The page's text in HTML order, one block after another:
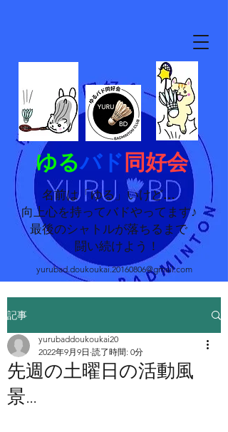
ゆるバド 同好会
名前は「ゆる」いけど…
向上心を持ってバドやってます♪
最後のシャトルが落ちるまで
闘い続けよう！
yurubad.doukoukai.20160806@gmail.com
記事
先週の土曜日の活動風
景…
yurubaddoukoukai20
2022年9月9日 読了時間: 0分